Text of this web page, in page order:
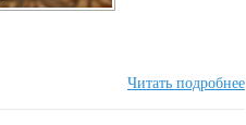
Читать подробнее